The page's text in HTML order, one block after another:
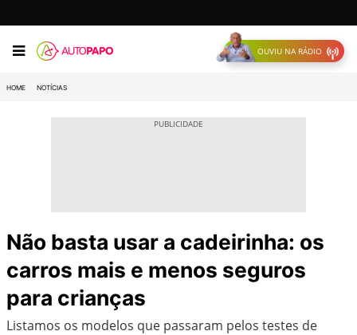
OUVIU NA RÁDIO
HOME NOTÍCIAS
Não basta usar a cadeirinha: os
carros mais e menos seguros
para crianças
Listamos os modelos que passaram pelos testes de